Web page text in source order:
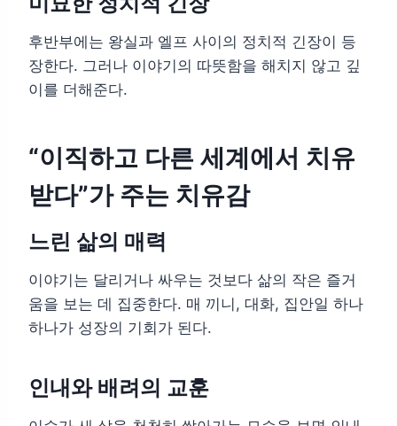
후반부에는 왕실과 엘프 사이의 정치적 긴장이 등
장한다. 그러나 이야기의 따뜻함을 해치지 않고 깊
이를 더해준다.
“이직하고 다른 세계에서 치유
받다”가 주는 치유감
느린 삶의 매력
이야기는 달리거나 싸우는 것보다 삶의 작은 즐거
움을 보는 데 집중한다. 매 끼니, 대화, 집안일 하나
하나가 성장의 기회가 된다.
인내와 배려의 교훈